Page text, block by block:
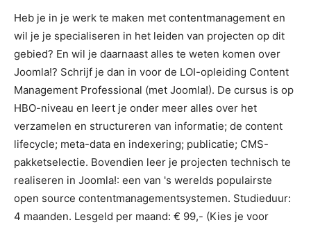
Heb je in je werk te maken met contentmanagement en
wil je je specialiseren in het leiden van projecten op dit
gebied? En wil je daarnaast alles te weten komen over
Joomla!? Schrijf je dan in voor de LOI-opleiding Content
Management Professional (met Joomla!). De cursus is op
HBO-niveau en leert je onder meer alles over het
verzamelen en structureren van informatie; de content
lifecycle; meta-data en indexering; publicatie; CMS-
pakketselectie. Bovendien leer je projecten technisch te
realiseren in Joomla!: een van 's werelds populairste
open source contentmanagementsystemen. Studieduur:
4 maanden. Lesgeld per maand: € 99,- (Kies je voor